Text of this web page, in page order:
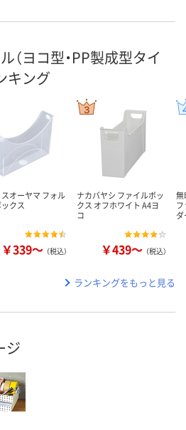
（ヨコ型・PP製成型タイ
キング
オーヤマ フォル
クス
￥339～ （税込）
ナカバヤシ ファイルボッ
クス オフホワイト A4ヨ
コ
￥439～ （税込）
無
ランキングをもっと見る
ジ